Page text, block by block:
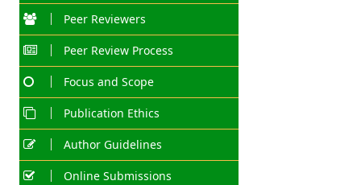
Peer Reviewers
Peer Review Process
Focus and Scope
Publication Ethics
Author Guidelines
Online Submissions